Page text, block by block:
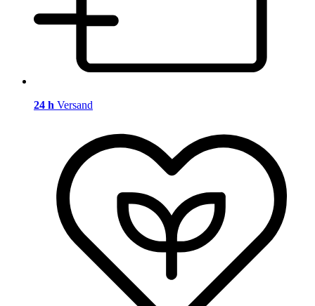
24 h Versand